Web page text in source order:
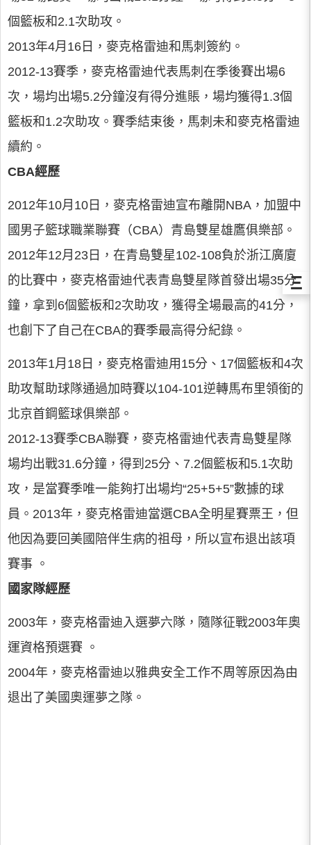
個籃板和2.1次助攻。
2013年4月16日，麥克格雷迪和馬刺簽約。
2012-13賽季，麥克格雷迪代表馬刺在季後賽出場6
次，場均出場5.2分鐘沒有得分進賬，場均獲得1.3個
籃板和1.2次助攻。賽季結束後，馬刺未和麥克格雷迪
續約。
CBA經歷
2012年10月10日，麥克格雷迪宣布離開NBA，加盟中
國男子籃球職業聯賽（CBA）青島雙星雄鷹俱樂部。
2012年12月23日，在青島雙星102-108負於浙江廣廈
的比賽中，麥克格雷迪代表青島雙星隊首發出場35分
鐘，拿到6個籃板和2次助攻，獲得全場最高的41分，
也創下了自己在CBA的賽季最高得分紀錄。
2013年1月18日，麥克格雷迪用15分、17個籃板和4次
助攻幫助球隊通過加時賽以104-101逆轉馬布里領銜的
北京首鋼籃球俱樂部。
2012-13賽季CBA聯賽，麥克格雷迪代表青島雙星隊
場均出戰31.6分鐘，得到25分、7.2個籃板和5.1次助
攻，是當賽季唯一能夠打出場均“25+5+5”數據的球
員。2013年，麥克格雷迪當選CBA全明星賽票王，但
他因為要回美國陪伴生病的祖母，所以宣布退出該項
賽事 。
國家隊經歷
2003年，麥克格雷迪入選夢六隊，隨隊征戰2003年奧
運資格預選賽 。
2004年，麥克格雷迪以雅典安全工作不周等原因為由
退出了美國奧運夢之隊。
Ξ